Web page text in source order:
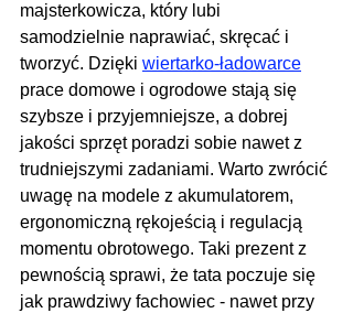
majsterkowicza, który lubi
samodzielnie naprawiać, skręcać i
tworzyć. Dzięki wiertarko-ładowarce
prace domowe i ogrodowe stają się
szybsze i przyjemniejsze, a dobrej
jakości sprzęt poradzi sobie nawet z
trudniejszymi zadaniami. Warto zwrócić
uwagę na modele z akumulatorem,
ergonomiczną rękojeścią i regulacją
momentu obrotowego. Taki prezent z
pewnością sprawi, że tata poczuje się
jak prawdziwy fachowiec - nawet przy